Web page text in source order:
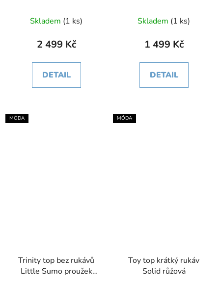
Skladem (1 ks)
2 499 Kč
DETAIL
Skladem (1 ks)
1 499 Kč
DETAIL
MÓDA
Trinity top bez rukávů
Little Sumo proužek
MÓDA
Toy top krátký rukáv
Solid růžová